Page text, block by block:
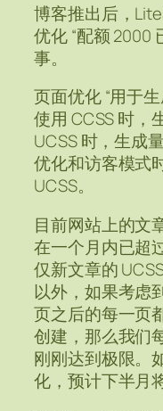
博客推出后，
优化 “配额 2000
事。
页面优化 “用于
使用 CCSS 时，
UCSS 时，生成
优化和访客模式
UCSS。
目前网站上的文
在一个月内已超
仅新文章的
以外，如果考虑
页之后的每一页
创建，那么我们
刚刚达到极限。
化，预计下半月